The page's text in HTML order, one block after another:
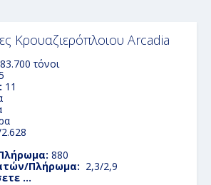
Κρουαζιερόπλοιου Arcadia
83.700 τόνοι
11
2.628
880
Πλήρωμα: 2,3/2,9
…